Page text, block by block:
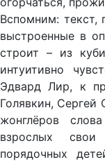
Вспомним: текст,
выстроенные в
строит – из
интуитивно
Эдвард Лир, к
Голявкин,
жонглёров
взрослых
порядочных